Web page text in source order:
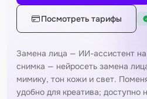
Посмотреть тарифы
Замена лица — ИИ-ассистент на
снимка — нейросеть замена
мимику, тон кожи и свет.
удобно для креатива; доступно